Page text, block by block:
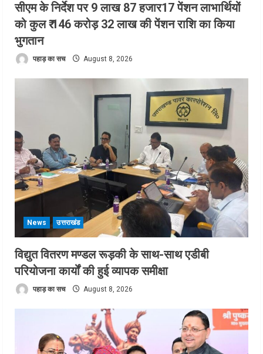
सीएम के निर्देश पर 9 लाख 87 हजार17 पेंशन लाभार्थियों
को कुल ₹ 146 करोड़ 32 लाख की पेंशन राशि का किया
भुगतान
पहाड़ का सच August 8, 2026
News उत्तराखंड
विद्युत वितरण मण्डल रूड़की के साथ-साथ एडीबी
परियोजना कार्यों की हुई व्यापक समीक्षा
पहाड़ का सच August 8, 2026